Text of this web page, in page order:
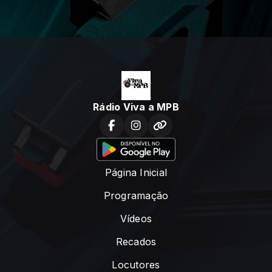
Rádio Viva a MPB
Página Inicial
Programação
Vídeos
Recados
Locutores